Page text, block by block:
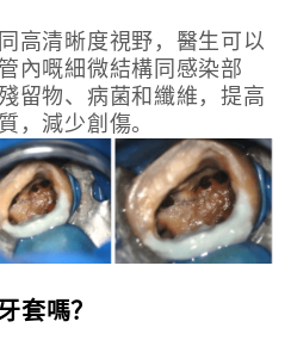
高清晰度視野，醫生可以
內嘅細微結構同感染部
留物、病菌和纖維，提高
，減少創傷。
套嗎？